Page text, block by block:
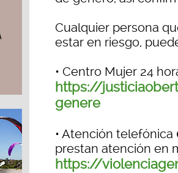
Cualquier persona
estar en riesgo,
• Centro Mujer 24
https://
genere
• Atención telefónica
prestan atención en
https://